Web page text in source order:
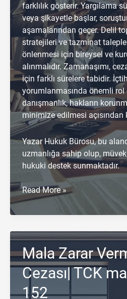
farklılık gösterir. Yargılama
veya şikayetle başlar,
aşamalarından geçer. Delil
stratejileri ve tazminat
önlenmesi için bireysel ve
alınmalıdır. Zamanaşımı,
için farklı sürelere tabidir.
yorumlanmasında önemli rol
danışmanlık, hakların
minimize edilmesi açısından
Yazar Hukuk Bürosu, bu
uzmanlığa sahip olup,
hukuki destek sunmaktadır.
Güveni
Kötüye
Kullanma
ve
Cezası
|
TCK
madde
Read More »
Mala Zarar
Cezası| TCK
152